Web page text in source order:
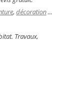
, décoration...
Travaux,